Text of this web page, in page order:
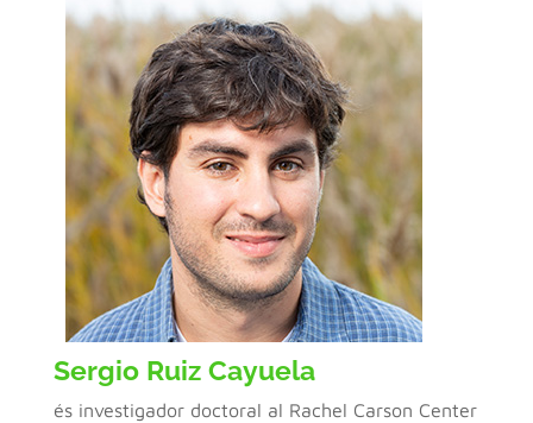
Sergio Ruiz Cayuela
és investigador doctoral al Rachel Carson Center